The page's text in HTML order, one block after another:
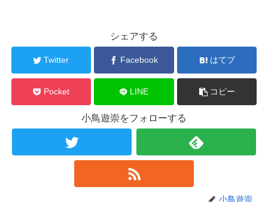
シェアする
Twitter Facebook はてブ
Pocket LINE コピー
小鳥遊崇をフォローする
小鳥遊崇